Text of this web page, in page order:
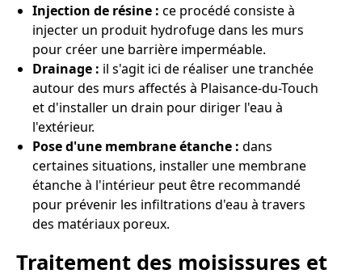
Injection de résine : ce procédé consiste à
injecter un produit hydrofuge dans les murs
pour créer une barrière imperméable.
Drainage : il s'agit ici de réaliser une tranchée
autour des murs affectés à Plaisance-du-Touch
et d'installer un drain pour diriger l'eau à
l'extérieur.
Pose d'une membrane étanche : dans
certaines situations, installer une membrane
étanche à l'intérieur peut être recommandé
pour prévenir les infiltrations d'eau à travers
des matériaux poreux.
Traitement des moisissures et